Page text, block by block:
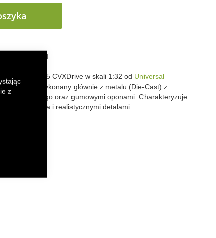
z
ŻYCZEŃ
IH Puma 185 CVXDrive w skali 1:32 od Universal
model wykonany głównie z metalu (Die-Cast) z
sztucznego oraz gumowymi oponami. Charakteryzuje
odwzorowania i realistycznymi detalami.